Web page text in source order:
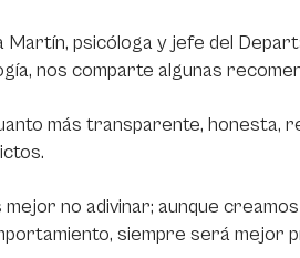
Martín, psicóloga y jefe del
nos comparte algunas
más transparente, honesta,
mejor no adivinar; aunque
siempre será mejor